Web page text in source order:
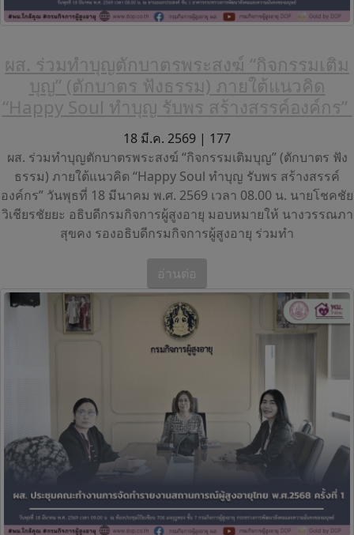
ผส. ร่วมทำบุญตักบาตรพระสงฆ์ “กิจกรรมเติม
บุญ” (ตักบาตร ฟังธรรม) ภายใต้แนวคิด
“Happy Soul ทำบุญ รับพร สร้างสรรค์องค์กร”
18 มี.ค. 2569 | 177
ผส. ร่วมทำบุญตักบาตรพระสงฆ์ “กิจกรรมเติมบุญ” (ตักบาตร ฟัง
ธรรม) ภายใต้แนวคิด “Happy Soul ทำบุญ รับพร สร้างสรรค์
องค์กร” วันพุธที่ 18 มีนาคม พ.ศ. 2569 เวลา 08.00 น. นายโชคชัย
วิเชียรชัยยะ อธิบดีกรมกิจการผู้สูงอายุ มอบหมายให้ นางวรรณภา
สุขคง รองอธิบดีกรมกิจการผู้สูงอายุ ร่วมทำ
อ่านต่อ